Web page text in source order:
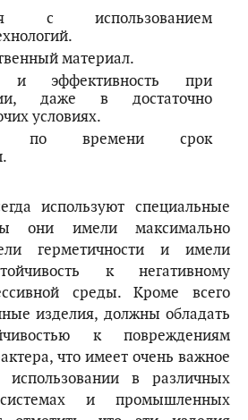
с использованием
материал.
и эффективность при
даже в достаточно
условиях.
по времени срок
используют специальные
они имели максимально
герметичности и имели
к негативному
среды. Кроме всего
изделия, должны обладать
к повреждениям
что имеет очень важное
в различных
системах и промышленных